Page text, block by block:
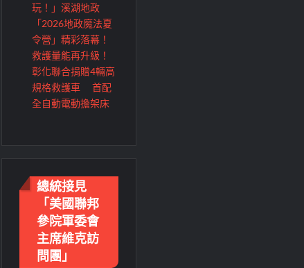
玩！」溪湖地政
「2026地政魔法夏
令營」精彩落幕！
救護量能再升級！
彰化聯合捐贈4輛高
規格救護車 首配
全自動電動擔架床
總統接見
「美國聯邦
參院軍委會
主席維克訪
問團」